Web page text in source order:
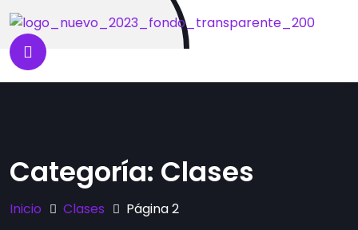
Categoría: Clases
Inicio Clases Página 2